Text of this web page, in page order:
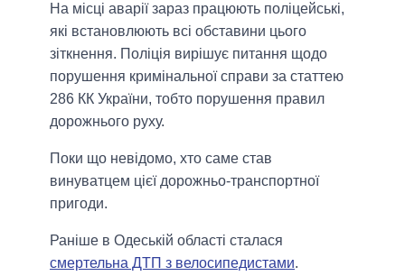
На місці аварії зараз працюють поліцейські,
які встановлюють всі обставини цього
зіткнення. Поліція вирішує питання щодо
порушення кримінальної справи за статтею
286 КК України, тобто порушення правил
дорожнього руху.
Поки що невідомо, хто саме став
винуватцем цієї дорожньо-транспортної
пригоди.
Раніше в Одеській області сталася
смертельна ДТП з велосипедистами.